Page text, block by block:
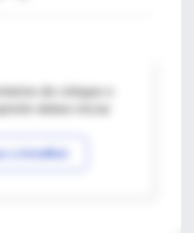
de colegas o
a IntraMed